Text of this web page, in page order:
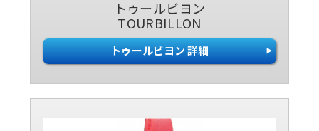
トゥールビヨン
TOURBILLON
トゥールビヨン 詳細